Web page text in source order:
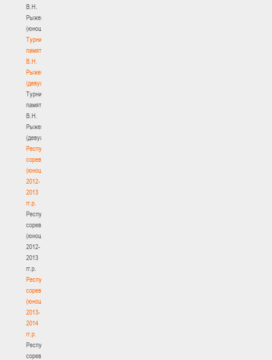
В.Н.
Рыженкова
(юноши)
Турнир
памяти
В.Н.
Рыженкова
(девушки)
Турнир
памяти
В.Н.
Рыженкова
(девушки)
Республиканские
соревнования
(юноши)
2012-
2013
гг.р.
Республиканские
соревнования
(юноши)
2012-
2013
гг.р.
Республиканские
соревнования
(юноши)
2013-
2014
гг.р.
Республиканские
соревнования